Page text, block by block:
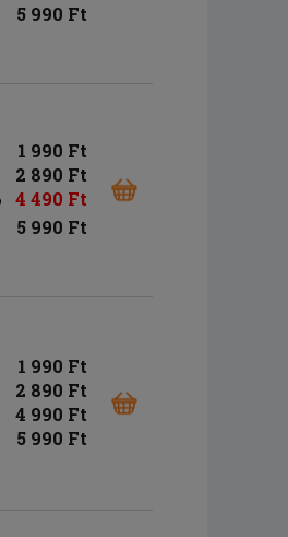
5 990 Ft
1 990 Ft
2 890 Ft
4 490 Ft
5 990 Ft
1 990 Ft
2 890 Ft
4 990 Ft
5 990 Ft